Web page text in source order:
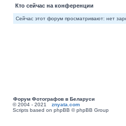
Кто сейчас на конференции
Сейчас этот форум просматривают: нет
Форум Фотографов в Беларуси
© 2004 - 2021 znyata.com
Scripts based on phpBB © phpBB Group